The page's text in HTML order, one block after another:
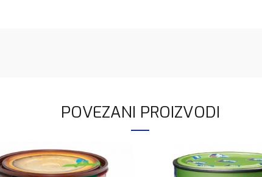
POVEZANI PROIZVODI